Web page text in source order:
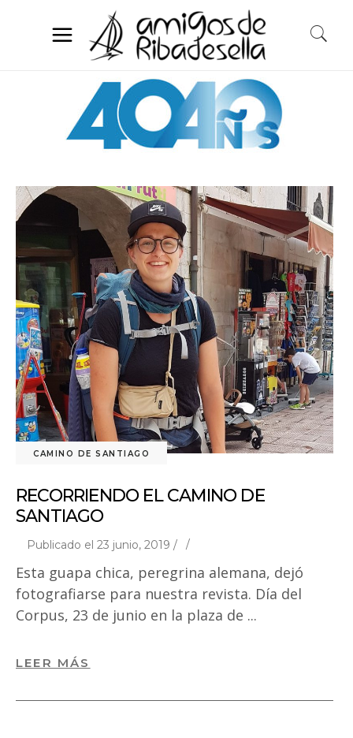
CAMINO DE SANTIAGO
RECORRIENDO EL CAMINO DE
SANTIAGO
Publicado el 23 junio, 2019 /
Esta guapa chica, peregrina alemana, dejó
fotografiarse para nuestra revista. Día del
Corpus, 23 de junio en la plaza de
LEER MÁS